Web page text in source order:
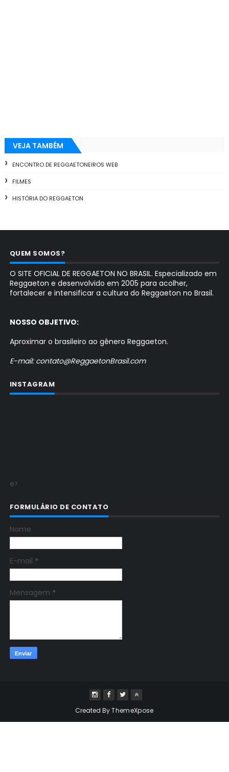
VEJA TAMBÉM
ENCONTRO DE REGGAETONEIROS WEB
FILMES
HISTÓRIA DO REGGAETON
QUEM SOMOS?
O SITE OFICIAL DE REGGAETON NO BRASIL. Especializado em
Reggaeton e desenvolvido em 2005 para acolher,
fortalecer e intensificar a cultura do Reggaeton no Brasil.
NOSSO OBJETIVO:
Aproximar o brasileiro ao gênero Reggaeton.
E-mail: contato@ReggaetonBrasil.com
INSTAGRAM
e>
FORMULÁRIO DE CONTATO
Nome
E-mail *
Mensagem *
Created ByThemeXpose